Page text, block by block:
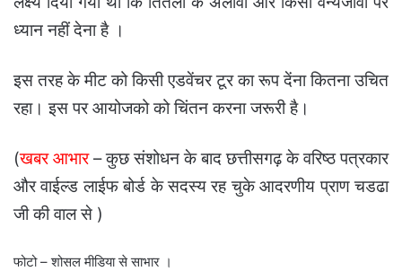
ध्यान नहीं देना है ।
इस तरह के मीट को किसी एडवेंचर टूर का रूप देंना कितना उचित
रहा। इस पर आयोजको को चिंतन करना जरूरी है।
(खबर आभार– कुछ संशोधन के बाद छत्तीसगढ़ के वरिष्ठ पत्रकार
और वाईल्ड लाईफ बोर्ड के सदस्य रह चुके आदरणीय प्राण चडढा
जी की वाल से )
फोटो – शोसल मीडिया से साभार ।